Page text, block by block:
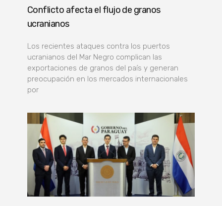
Conflicto afecta el flujo de granos
ucranianos
Los recientes ataques contra los puertos
ucranianos del Mar Negro complican las
exportaciones de granos del país y generan
preocupación en los mercados internacionales
por